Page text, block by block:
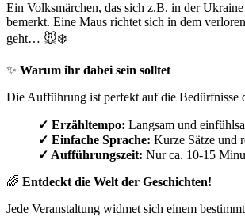
Ein Volksmärchen, das sich z.B. in der
bemerkt. Eine Maus richtet sich in dem
geht… 🐭❄️
✨ Warum ihr dabei sein solltet
Die Aufführung ist perfekt auf die Bedürfnisse
✓ Erzähltempo: Langsam und
✓ Einfache Sprache: Kurze Sätze und
✓ Aufführungszeit: Nur ca. 10-15
🌈 Entdeckt die Welt der Geschichten!
Jede Veranstaltung widmet sich einem